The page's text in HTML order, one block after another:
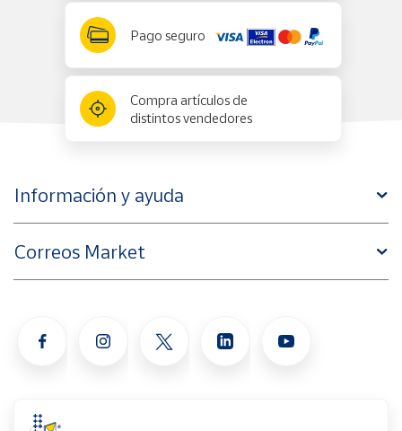
Pago seguro
Compra artículos de
distintos vendedores
Información y ayuda
Correos Market